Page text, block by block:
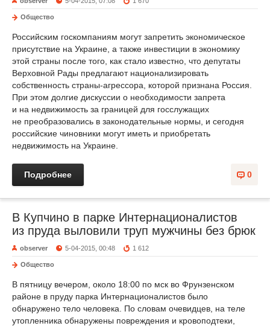
Общество
Российским госкомпаниям могут запретить экономическое
присутствие на Украине, а также инвестиции в экономику
этой страны после того, как стало известно, что депутаты
Верховной Рады предлагают национализировать
собственность страны-агрессора, которой признана Россия.
При этом долгие дискуссии о необходимости запрета
и на недвижимость за границей для госслужащих
не преобразовались в законодательные нормы, и сегодня
российские чиновники могут иметь и приобретать
недвижимость на Украине.
0
Подробнее
В Купчино в парке Интернационалистов
из пруда выловили труп мужчины без брюк
observer 5-04-2015, 00:48 1 612
Общество
В пятницу вечером, около 18:00 по мск во Фрунзенском
районе в пруду парка Интернационалистов было
обнаружено тело человека. По словам очевидцев, на теле
утопленника обнаружены повреждения и кровоподтеки,